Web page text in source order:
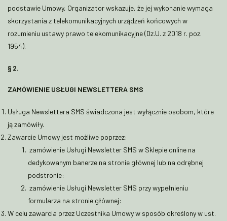
podstawie Umowy, Organizator wskazuje, że jej wykonanie wymaga
skorzystania z telekomunikacyjnych urządzeń końcowych w
rozumieniu ustawy prawo telekomunikacyjne (Dz.U. z 2018 r. poz.
1954).
§ 2.
ZAMÓWIENIE USŁUGI NEWSLETTERA SMS
Usługa Newslettera SMS świadczona jest wyłącznie osobom, które
ją zamówiły.
Zawarcie Umowy jest możliwe poprzez:
zamówienie Usługi Newsletter SMS w Sklepie online na
dedykowanym banerze na stronie głównej lub na odrębnej
podstronie:
zamówienie Usługi Newsletter SMS przy wypełnieniu
formularza na stronie głównej:
W celu zawarcia przez Uczestnika Umowy w sposób określony w ust.